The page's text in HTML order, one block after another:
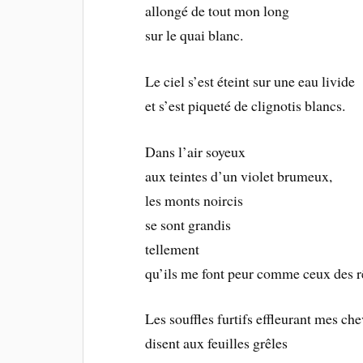
allongé de tout mon long
sur le quai blanc.
Le ciel s’est éteint sur une eau livide
et s’est piqueté de clignotis blancs.
Dans l’air soyeux
aux teintes d’un violet brumeux,
les monts noircis
se sont grandis
tellement
qu’ils me font peur comme ceux des
Les souffles furtifs effleurant mes
disent aux feuilles grêles